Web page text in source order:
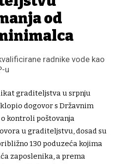
od
radnike vode kao
u
graditeljstva u srpnju
dogovor s Državnim
kontroli poštovanja
u graditeljstvu, dosad su
130 poduzeća kojima
zaposlenika, a prema